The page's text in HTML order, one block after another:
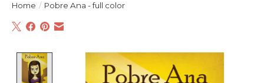
Home / Pobre Ana - full color
Product image slideshow Items